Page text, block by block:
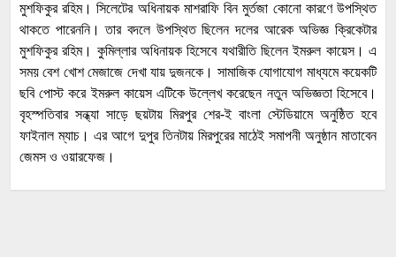
মুশফিকুর রহিম। সিলেটের অধিনায়ক মাশরাফি বিন মুর্তজা কোনো কারণে উপস্থিত
থাকতে পারেননি। তার বদলে উপস্থিত ছিলেন দলের আরেক অভিজ্ঞ ক্রিকেটার
মুশফিকুর রহিম। কুমিল্লার অধিনায়ক হিসেবে যথারীতি ছিলেন ইমরুল কায়েস। এ
সময় বেশ খোশ মেজাজে দেখা যায় দুজনকে। সামাজিক যোগাযোগ মাধ্যমে কয়েকটি
ছবি পোস্ট করে ইমরুল কায়েস এটিকে উল্লেখ করেছেন নতুন অভিজ্ঞতা হিসেবে।
বৃহস্পতিবার সন্ধ্যা সাড়ে ছয়টায় মিরপুর শের-ই বাংলা স্টেডিয়ামে অনুষ্ঠিত হবে
ফাইনাল ম্যাচ। এর আগে দুপুর তিনটায় মিরপুরের মাঠেই সমাপনী অনুষ্ঠান মাতাবেন
জেমস ও ওয়ারফেজ।